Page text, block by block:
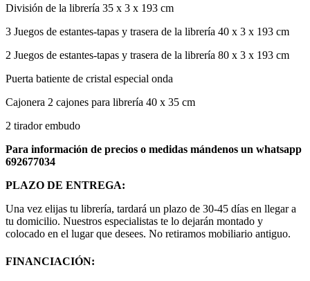
División de la librería 35 x 3 x 193 cm
3 Juegos de estantes-tapas y trasera de la librería 40 x 3 x 193 cm
2 Juegos de estantes-tapas y trasera de la librería 80 x 3 x 193 cm
Puerta batiente de cristal especial onda
Cajonera 2 cajones para librería 40 x 35 cm
2 tirador embudo
Para información de precios o medidas mándenos un whatsapp
692677034
PLAZO DE ENTREGA:
Una vez elijas tu librería, tardará un plazo de 30-45 días en llegar a
tu domicilio. Nuestros especialistas te lo dejarán montado y
colocado en el lugar que desees. No retiramos mobiliario antiguo.
FINANCIACIÓN: